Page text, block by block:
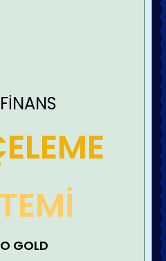
FİNANS
GOLD